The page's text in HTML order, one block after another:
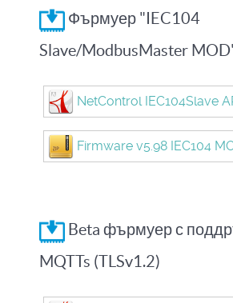
Фърмуер "IEC104
Slave/ModbusMaster
NetControl IEC104Slave
Firmware v5.98 IEC104
Beta фърмуер с
MQTTs (TLSv1.2)